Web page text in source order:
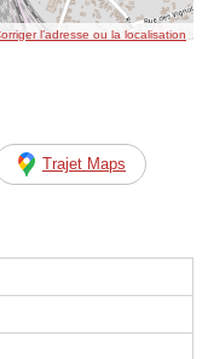
l’adresse ou la localisation
Trajet Maps